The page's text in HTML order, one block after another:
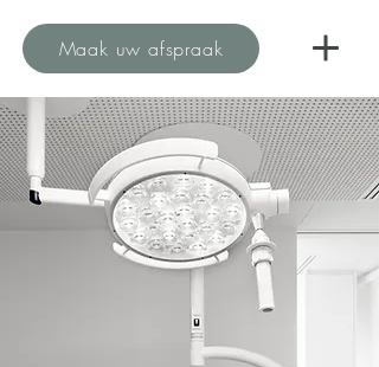
Maak uw afspraak